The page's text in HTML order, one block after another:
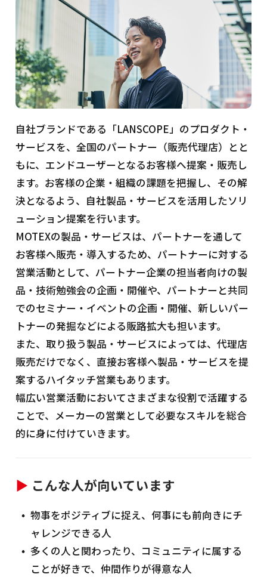
自社ブランドである「LANSCOPE」のプロダクト・
サービスを、全国のパートナー（販売代理店）とと
もに、エンドユーザーとなるお客様へ提案・販売し
ます。お客様の企業・組織の課題を把握し、その解
決となるよう、自社製品・サービスを活用したソリ
ューション提案を行います。
MOTEXの製品・サービスは、パートナーを通して
お客様へ販売・導入するため、パートナーに対する
営業活動として、パートナー企業の担当者向けの製
品・技術勉強会の企画・開催や、パートナーと共同
でのセミナー・イベントの企画・開催、新しいパー
トナーの発掘などによる販路拡大も担います。
また、取り扱う製品・サービスによっては、代理店
販売だけでなく、直接お客様へ製品・サービスを提
案するハイタッチ営業もあります。
幅広い営業活動においてさまざまな役割で活躍する
ことで、メーカーの営業として必要なスキルを総合
的に身に付けていきます。
▶ こんな人が向いています
物事をポジティブに捉え、何事にも前向きにチ
ャレンジできる人
多くの人と関わったり、コミュニティに属する
ことが好きで、仲間作りが得意な人